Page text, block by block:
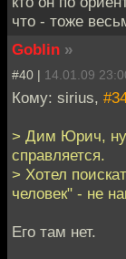
что - тоже
Goblin »
#40 | 14.01.09
Кому: sirius,
> Дим Юрич,
справляется.
> Хотел
человек" - не
Его там нет.